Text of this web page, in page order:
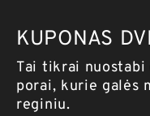
KUPONAS
Tai tikrai nuostabi
porai, kurie galės
reginiu.